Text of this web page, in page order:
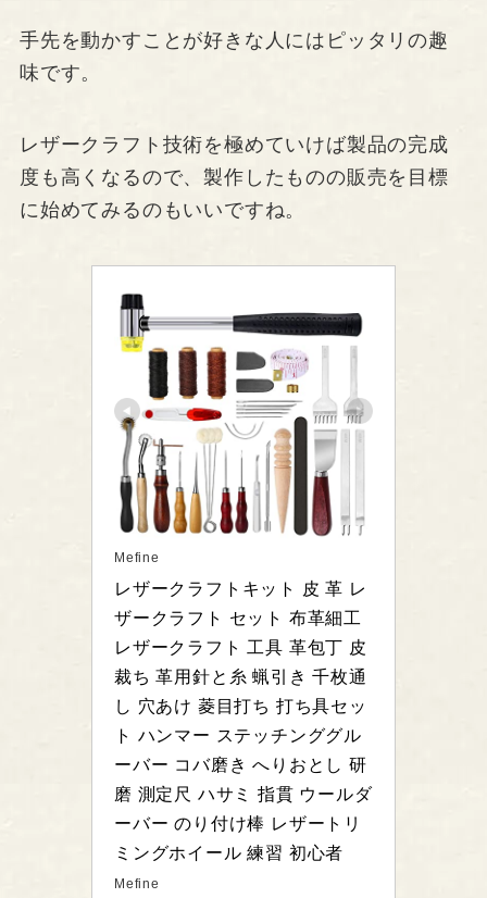
手先を動かすことが好きな人にはピッタリの趣
味です。
レザークラフト技術を極めていけば製品の完成
度も高くなるので、製作したものの販売を目標
に始めてみるのもいいですね。
Mefine
レザークラフトキット 皮 革 レ
ザークラフト セット 布革細工
レザークラフト 工具 革包丁 皮
裁ち 革用針と糸 蝋引き 千枚通
し 穴あけ 菱目打ち 打ち具セッ
ト ハンマー ステッチンググル
ーバー コバ磨き へりおとし 研
磨 測定尺 ハサミ 指貫 ウールダ
ーバー のり付け棒 レザートリ
ミングホイール 練習 初心者
Mefine